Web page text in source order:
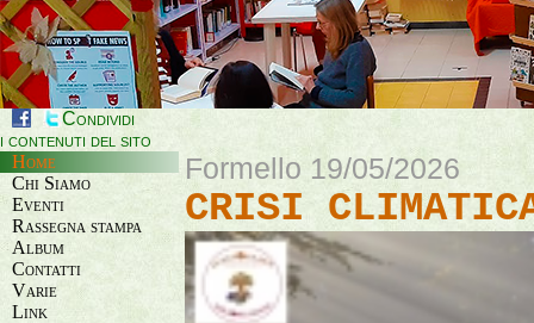
Condividi
i contenuti del sito
Home
Chi Siamo
Eventi
Rassegna stampa
Album
Contatti
Varie
Link
Formello 19/05/2026
CRISI